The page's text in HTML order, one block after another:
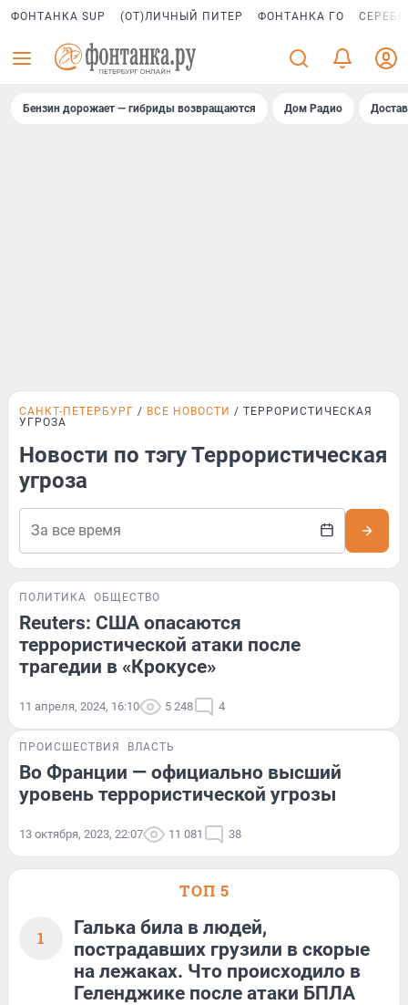
ФОНТАНКА SUP (ОТ)ЛИЧНЫЙ ПИТЕР ФОНТАНКА ГО
Бензин дорожает — гибриды возвращаются Дом Радио
САНКТ-ПЕТЕРБУРГ ВСЕ НОВОСТИ
ТЕРРОРИСТИЧЕСКАЯ
УГРОЗА
Новости по тэгу Террористическая
угроза
ПОЛИТИКА ОБЩЕСТВО
Reuters: США опасаются
террористической атаки после
трагедии в «Крокусе»
11 апреля, 2024, 16:10 5 248 4
ПРОИСШЕСТВИЯ ВЛАСТЬ
Во Франции — официально высший
уровень террористической угрозы
13 октября, 2023, 22:07 11 081 38
ТОП 5
1
Галька била в людей,
пострадавших грузили в скорые
на лежаках. Что происходило в
Геленджике после атаки БПЛА